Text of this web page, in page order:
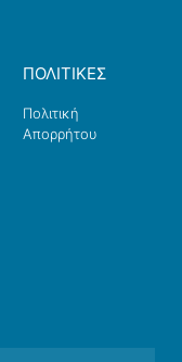
ΠΟΛΙΤΙΚΕΣ
Πολιτική
Απορρήτου